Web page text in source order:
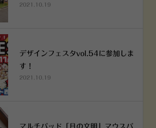
2021.10.19
デザインフェスタvol.54に参加しま
す！
2021.10.19
マルチパッド「月の文明」マウスパ